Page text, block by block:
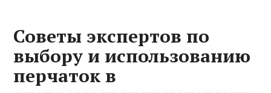
Советы экспертов по
выбору и использованию
перчаток в